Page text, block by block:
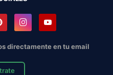
directamente en tu email